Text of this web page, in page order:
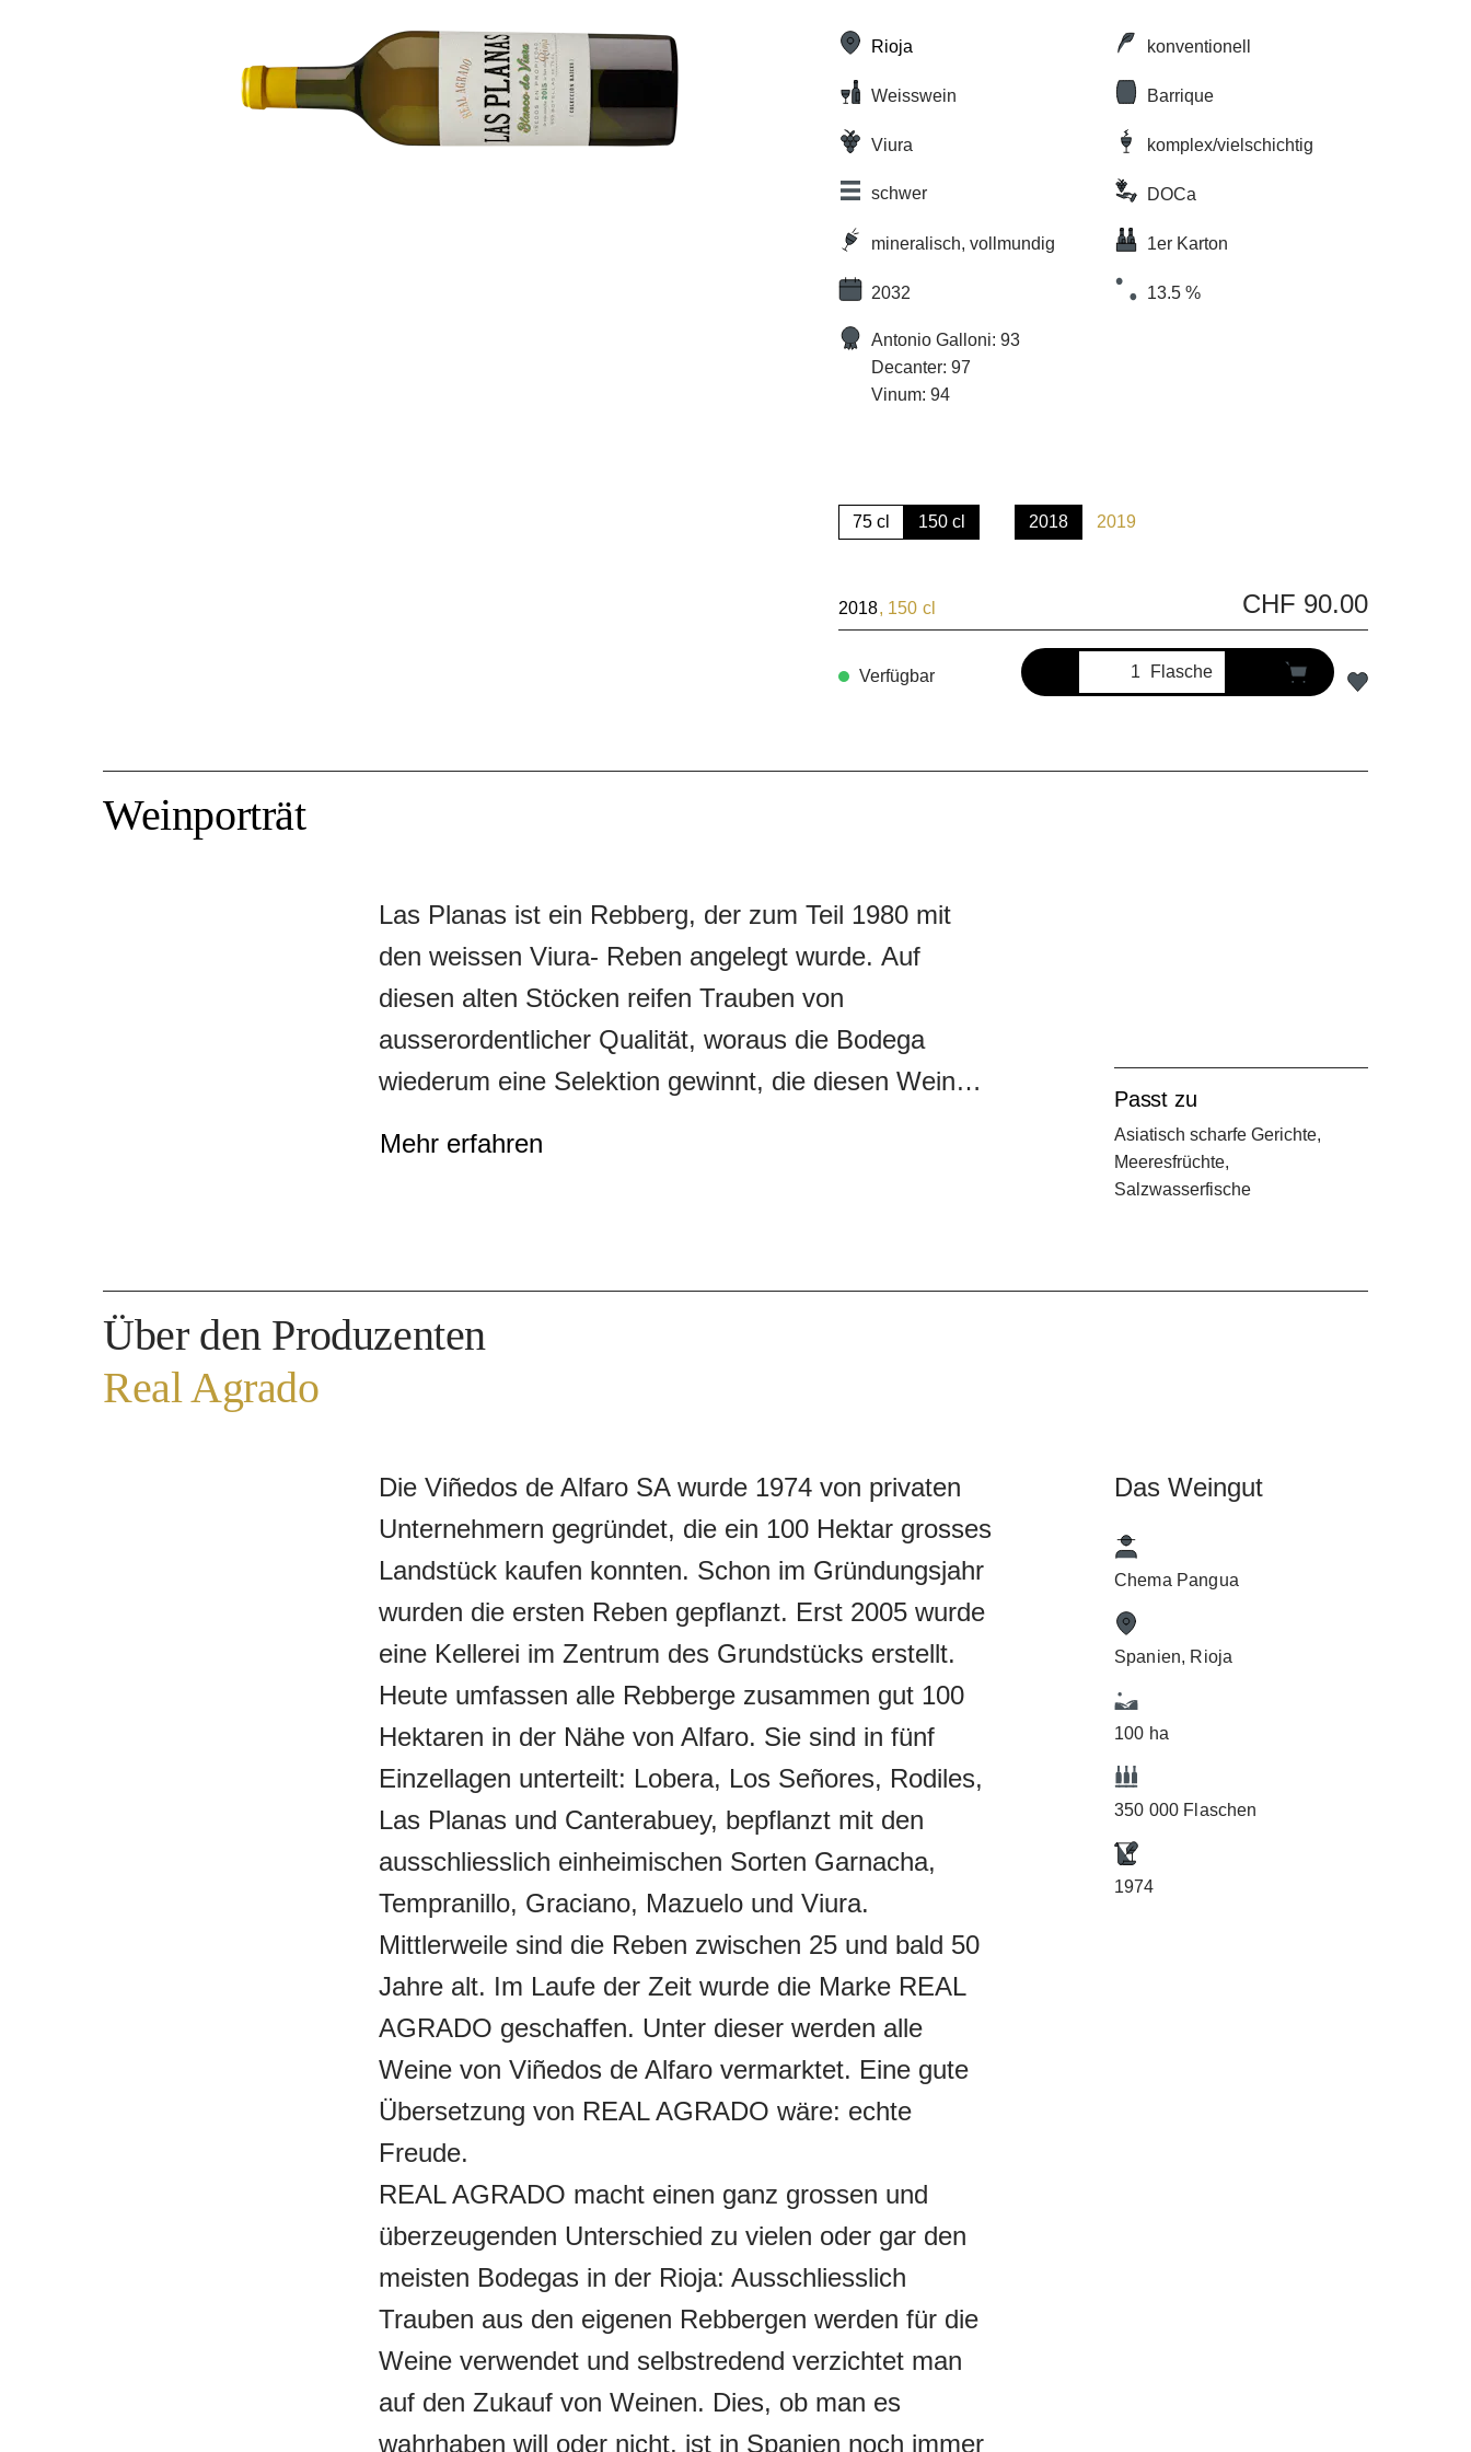
Bildergalerie überspringen Rioja konventionell
Weisswein Barrique
Viura komplex/vielschichtig
schwer DOCa
mineralisch, vollmundig 1er Karton
2032 13.5 %
Antonio Galloni: 93
Decanter: 97
Vinum: 94
75 cl 150 cl 2018 2019
2018, 150 cl CHF 90.00
Verfügbar Flasche
Weinporträt
Las Planas ist ein Rebberg, der zum Teil 1980 mit
den weissen Viura- Reben angelegt wurde. Auf
diesen alten Stöcken reifen Trauben von
ausserordentlicher Qualität, woraus die Bodega
wiederum eine Selektion gewinnt, die diesen Wein
integrierter Säure in enorm viel Schmelz. Ein Wein,
der nach ein paar weiteren Jahren noch mehr Freude
Mehr erfahren
Passt zu
Asiatisch scharfe Gerichte,
Meeresfrüchte,
Salzwasserfische
Über den Produzenten
Real Agrado
Die Viñedos de Alfaro SA wurde 1974 von privaten
Unternehmern gegründet, die ein 100 Hektar grosses
Landstück kaufen konnten. Schon im Gründungsjahr
wurden die ersten Reben gepflanzt. Erst 2005 wurde
eine Kellerei im Zentrum des Grundstücks erstellt.
Heute umfassen alle Rebberge zusammen gut 100
Hektaren in der Nähe von Alfaro. Sie sind in fünf
Einzellagen unterteilt: Lobera, Los Señores, Rodiles,
Las Planas und Canterabuey, bepflanzt mit den
ausschliesslich einheimischen Sorten Garnacha,
Tempranillo, Graciano, Mazuelo und Viura.
Mittlerweile sind die Reben zwischen 25 und bald 50
Jahre alt. Im Laufe der Zeit wurde die Marke REAL
AGRADO geschaffen. Unter dieser werden alle
Weine von Viñedos de Alfaro vermarktet. Eine gute
Übersetzung von REAL AGRADO wäre: echte
Freude.
REAL AGRADO macht einen ganz grossen und
überzeugenden Unterschied zu vielen oder gar den
meisten Bodegas in der Rioja: Ausschliesslich
Trauben aus den eigenen Rebbergen werden für die
Weine verwendet und selbstredend verzichtet man
auf den Zukauf von Weinen. Dies, ob man es
wahrhaben will oder nicht, ist in Spanien noch immer
Das Weingut
Chema Pangua
Spanien, Rioja
100 ha
350 000 Flaschen
1974